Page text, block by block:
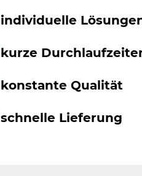
individuelle
kurze
konstante Qualität
schnelle Lieferung